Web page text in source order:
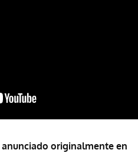
anunciado originalmente en